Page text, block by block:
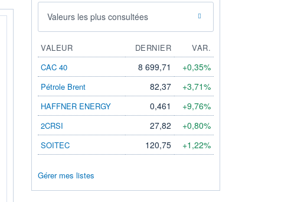
Valeurs les plus consultées
VALEUR DERNIER
VAR.
CAC 40
8 699,71 +0,35%
Pétrole Brent 82,37 +3,71%
HAFFNER ENERGY 0,461 +9,76%
2CRSI 27,82 +0,80%
SOITEC 120,75 +1,22%
Gérer mes listes